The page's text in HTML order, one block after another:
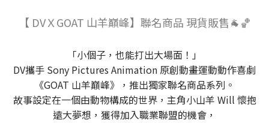
【 DVＸGOAT 山羊巔峰】聯名商品 現貨販售🐐🏀
「小個子，也能打出大場面！」
DV攜手 Sony Pictures Animation 原創動畫運動動作喜劇
《GOAT 山羊巔峰》，推出獨家聯名商品系列。
故事設定在一個由動物構成的世界，主角小山羊 Will 懷抱
遠大夢想，獲得加入職業聯盟的機會，